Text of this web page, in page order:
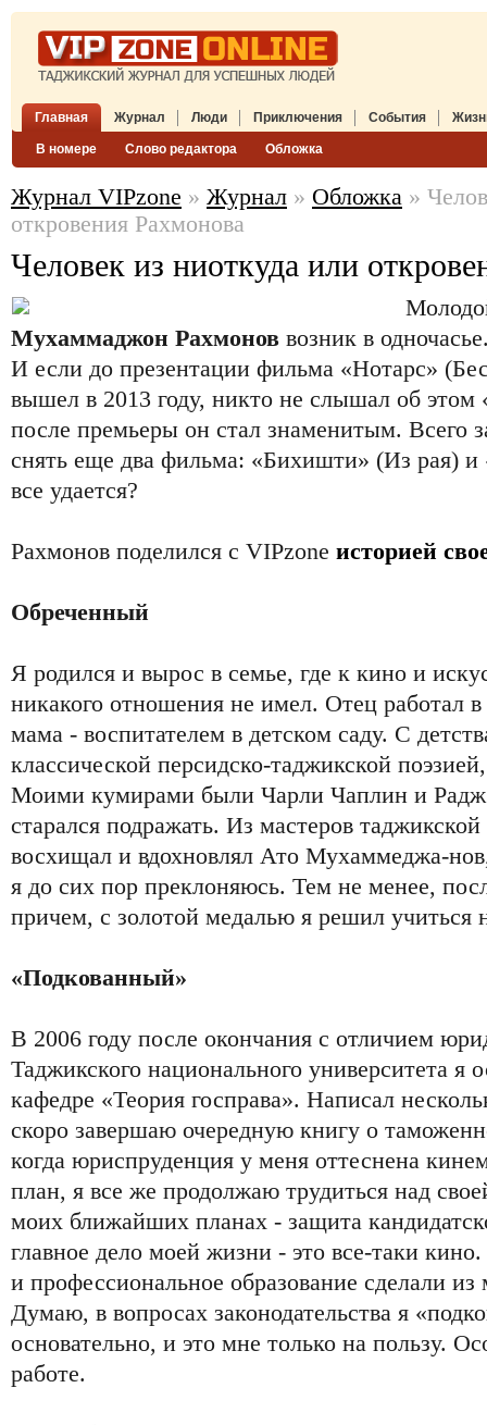
Главная Журнал
В номере Слово редактора Обложка
Люди Приключения События
Журнал VIPzone » Журнал » Обложка »
откровения Рахмонова
Человек из ниоткуда или
Мухаммаджон Рахмонов возник в
И если до презентации фильма «Нотарс»
вышел в 2013 году, никто не слышал об этом
после премьеры он стал знаменитым. Всего
снять еще два фильма: «Бихишти» (Из рая) и
все удается?
Рахмонов поделился с VIPzone историей
Обреченный
Я родился и вырос в семье, где к кино и
никакого отношения не имел. Отец работал
мама - воспитателем в детском саду. С
классической персидско-таджикской
Моими кумирами были Чарли Чаплин и
старался подражать. Из мастеров
восхищал и вдохновлял Ато Мухаммеджа-
я до сих пор преклоняюсь. Тем не менее,
причем, с золотой медалью я решил учиться
«Подкованный»
В 2006 году после окончания с отличием
Таджикского национального университета я
кафедре «Теория госправа». Написал
скоро завершаю очередную книгу о
когда юриспруденция у меня оттеснена
план, я все же продолжаю трудиться над
моих ближайших планах - защита
главное дело моей жизни - это все-таки
и профессиональное образование сделали
Думаю, в вопросах законодательства я
основательно, и это мне только на пользу.
работе.